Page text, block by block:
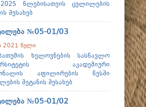
2025 წლებისათვის ცვლილების
შესახებ
№05-01/03
2021 წელი
ბათუმის ხელოვნების სასწავლო
აკადემიური
აფილირების წესში
შეტანის შესახებ
№05-01/02